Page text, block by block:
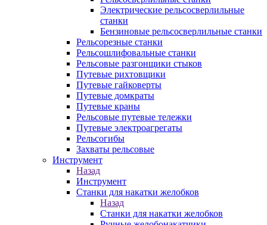
Электрические рельсосверлильные
станки
Бензиновые рельсосверлильные станки
Рельсорезные станки
Рельсошлифовальные станки
Рельсовые разгонщики стыков
Путевые рихтовщики
Путевые гайковерты
Путевые домкраты
Путевые краны
Рельсовые путевые тележки
Путевые электроагрегаты
Рельсогибы
Захваты рельсовые
Инструмент
Назад
Инструмент
Станки для накатки желобков
Назад
Станки для накатки желобков